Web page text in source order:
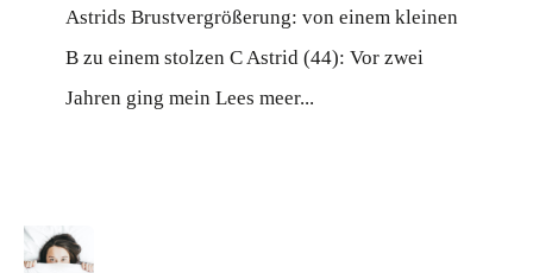
Astrids Brustvergrößerung: von einem kleinen
B zu einem stolzen C Astrid (44): Vor zwei
Jahren ging mein Lees meer...